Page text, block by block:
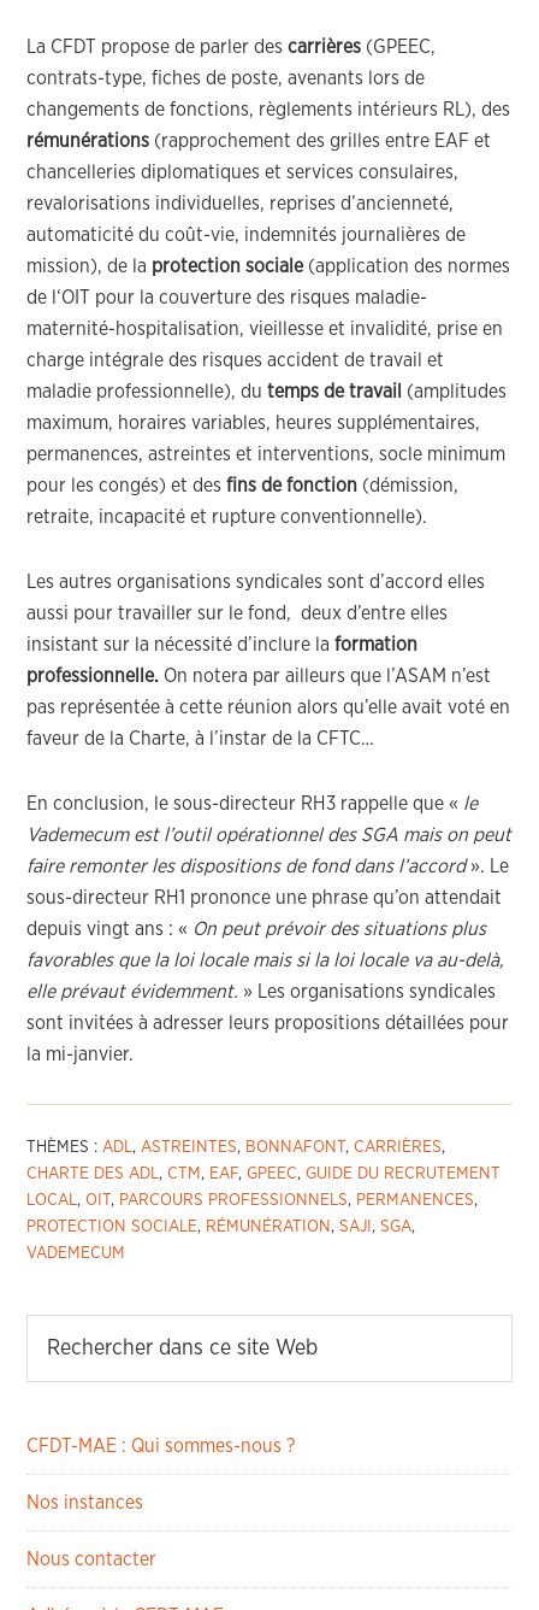
La CFDT propose de parler descarrières (GPEEC,
contrats-type, fiches de poste, avenants lors de
changements de fonctions, règlements intérieurs RL), des
rémunérations (rapprochement des grilles entre EAF et
chancelleries diplomatiques et services consulaires,
revalorisations individuelles, reprises d’ancienneté,
automaticité du coût-vie, indemnités journalières de
mission), de la protection sociale(application des normes
de l‘OIT pour la couverture des risques maladie-
maternité-hospitalisation, vieillesse et invalidité, prise en
charge intégrale des risques accident de travail et
maladie professionnelle), dutemps de travail
(amplitudes
maximum, horaires variables, heures supplémentaires,
permanences, astreintes et interventions, socle minimum
pour les congés) et desfins de fonction (démission,
retraite, incapacité et rupture conventionnelle).
Les autres organisations syndicales sont d’accord elles
aussi pour travailler sur le fond, deux d’entre elles
insistant sur la nécessité d’inclure laformation
professionnelle. On notera par ailleurs que l’ASAM n’est
pas représentée à cette réunion alors qu’elle avait voté en
faveur de la Charte, à l’instar de la CFTC…
En conclusion, le sous-directeur RH3 rappelle que « le
Vademecum est l’outil opérationnel des SGA mais on peut
faire remonter les dispositions de fond dans l’accord». Le
sous-directeur RH1 prononce une phrase qu’on attendait
depuis vingt ans : « On peut prévoir des situations plus
favorables que la loi locale mais si la loi locale va au-delà,
elle prévaut évidemment. » Les organisations syndicales
sont invitées à adresser leurs propositions détaillées pour
la mi-janvier.
THÈMES :ADL,ASTREINTES, BONNAFONT ,CARRIÈRES,
CHARTE DES ADL,CTM , EAF,GPEEC,GUIDE DU RECRUTEMENT
LOCAL,OIT , PARCOURS PROFESSIONNELS, PERMANENCES,
PROTECTION SOCIALE, RÉMUNÉRATION ,SAJI ,SGA,
VADEMECUM
CFDT-MAE : Qui sommes-nous ?
Nos instances
Nous contacter